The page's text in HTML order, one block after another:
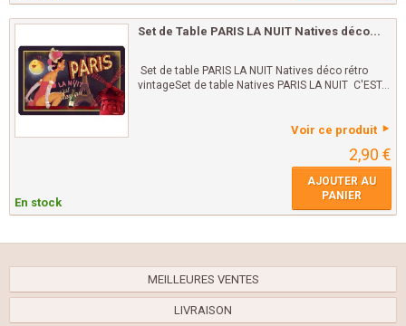
Set de Table PARIS LA NUIT Natives déco...
Set de table PARIS LA NUIT Natives déco rétro
vintageSet de table Natives PARIS LA NUIT C'EST...
Voir ce produit
2,90 €
En stock
AJOUTER AU
PANIER
MEILLEURES VENTES
LIVRAISON